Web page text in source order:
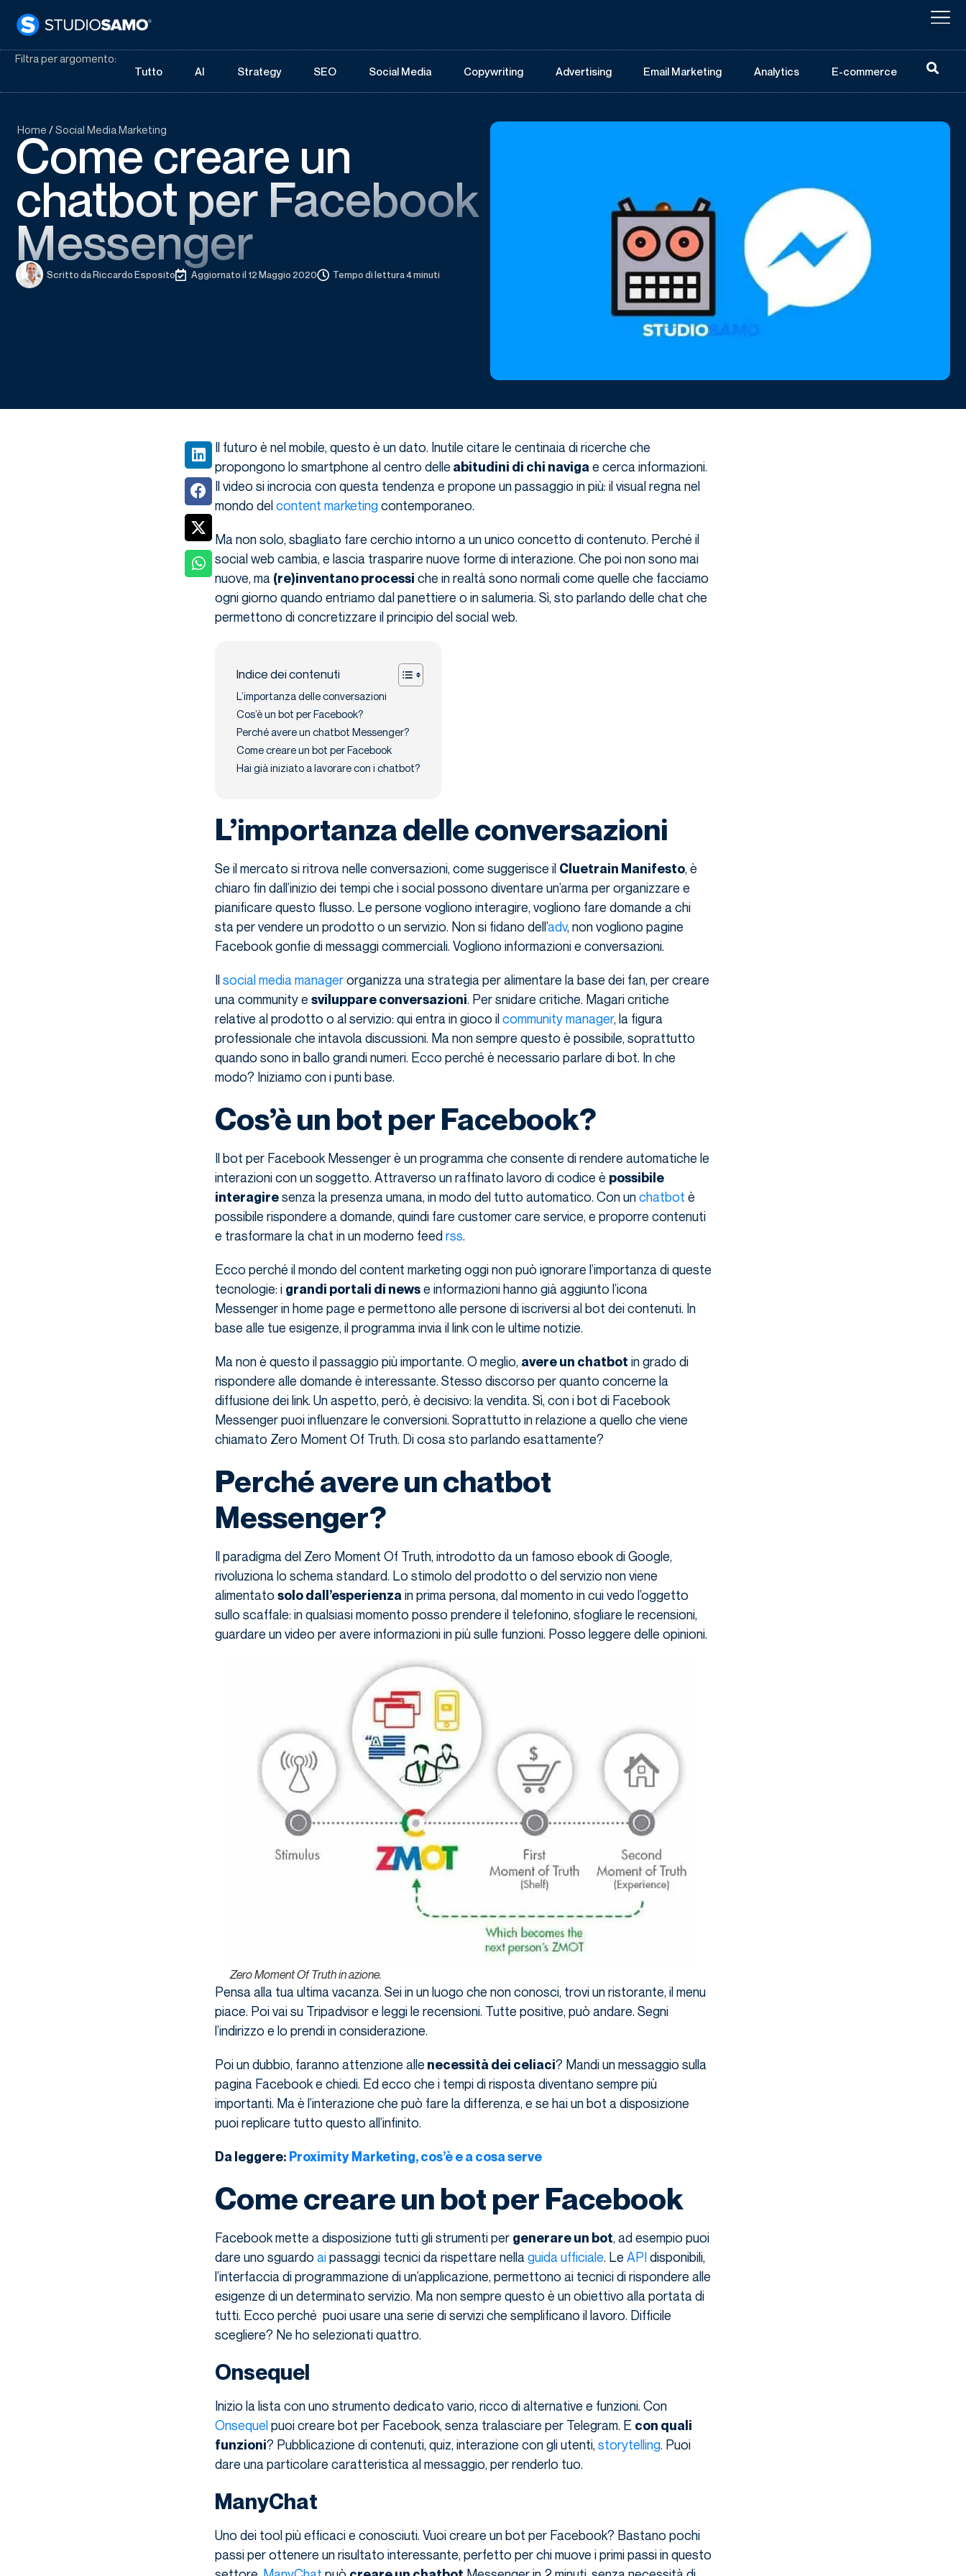
Filtra per argomento:
Tutto
AI Strategy SEO Social Media Copywriting Advertising Email Marketing Analytics E-commerce
Home /Social Media Marketing
Come creare un
chatbot per Facebook
Messenger
Scritto daRiccardo Esposito Aggiornato il 12 Maggio 2020 Tempo di lettura 4 minuti
Il futuro è nel mobile, questo è un dato. Inutile citare le centinaia di ricerche che
propongono lo smartphone al centro delle abitudini di chi naviga e cerca informazioni.
Il video si incrocia con questa tendenza e propone un passaggio in più: il visual regna nel
mondo delcontent marketingcontemporaneo.
Ma non solo, sbagliato fare cerchio intorno a un unico concetto di contenuto. Perché il
social web cambia, e lascia trasparire nuove forme di interazione. Che poi non sono mai
nuove, ma (re)inventano processi che in realtà sono normali come quelle che facciamo
ogni giorno quando entriamo dal panettiere o in salumeria. Sì, sto parlando delle chat che
permettono di concretizzare il principio del social web.
Indice dei contenuti
L’importanza delle conversazioni
Cos’è un bot per Facebook?
Perché avere un chatbot Messenger?
Come creare un bot per Facebook
Hai già iniziato a lavorare con i chatbot?
L’importanza delle conversazioni
Se il mercato si ritrova nelle conversazioni, come suggerisce il Cluetrain Manifesto, è
chiaro fin dall’inizio dei tempi che i social possono diventare un’arma per organizzare e
pianificare questo flusso. Le persone vogliono interagire, vogliono fare domande a chi
sta per vendere un prodotto o un servizio. Non si fidano dell’adv, non vogliono pagine
Facebook gonfie di messaggi commerciali. Vogliono informazioni e conversazioni.
Ilsocial media managerorganizza una strategia per alimentare la base dei fan, per creare
una community e sviluppare conversazioni. Per snidare critiche. Magari critiche
relative al prodotto o al servizio: qui entra in gioco ilcommunity manager, la figura
professionale che intavola discussioni. Ma non sempre questo è possibile, soprattutto
quando sono in ballo grandi numeri. Ecco perché è necessario parlare di bot. In che
modo? Iniziamo con i punti base.
Cos’è un bot per Facebook?
Il bot per Facebook Messenger è un programma che consente di rendere automatiche le
interazioni con un soggetto. Attraverso un raffinato lavoro di codice è possibile
interagiresenza la presenza umana, in modo del tutto automatico. Con unchatbot è
possibile rispondere a domande, quindi fare customer care service, e proporre contenuti
e trasformare la chat in un moderno feedrss.
Ecco perché il mondo del content marketing oggi non può ignorare l’importanza di queste
tecnologie: i grandi portali di newse informazioni hanno già aggiunto l’icona
Messenger in home page e permettono alle persone di iscriversi al bot dei contenuti. In
base alle tue esigenze, il programma invia il link con le ultime notizie.
Ma non è questo il passaggio più importante. O meglio, avere un chatbot in grado di
rispondere alle domande è interessante. Stesso discorso per quanto concerne la
diffusione dei link. Un aspetto, però, è decisivo: la vendita. Sì, con i bot di Facebook
Messenger puoi influenzare le conversioni. Soprattutto in relazione a quello che viene
chiamato Zero Moment Of Truth. Di cosa sto parlando esattamente?
Perché avere un chatbot
Messenger?
Il paradigma del Zero Moment Of Truth, introdotto da un famoso ebook di Google,
rivoluziona lo schema standard. Lo stimolo del prodotto o del servizio non viene
alimentato solo dall’esperienza in prima persona, dal momento in cui vedo l’oggetto
sullo scaffale: in qualsiasi momento posso prendere il telefonino, sfogliare le recensioni,
guardare un video per avere informazioni in più sulle funzioni. Posso leggere delle opinioni.
Zero Moment Of Truth in azione.
Pensa alla tua ultima vacanza. Sei in un luogo che non conosci, trovi un ristorante, il menu
piace. Poi vai su Tripadvisor e leggi le recensioni. Tutte positive, può andare. Segni
l’indirizzo e lo prendi in considerazione.
Poi un dubbio, faranno attenzione alle necessità dei celiaci? Mandi un messaggio sulla
pagina Facebook e chiedi. Ed ecco che i tempi di risposta diventano sempre più
importanti. Ma è l’interazione che può fare la differenza, e se hai un bot a disposizione
puoi replicare tutto questo all’infinito.
Da leggere: Proximity Marketing, cos’è e a cosa serve
Come creare un bot per Facebook
Facebook mette a disposizione tutti gli strumenti per generare un bot, ad esempio puoi
dare uno sguardo aipassaggi tecnici da rispettare nella guida ufficiale. Le APIdisponibili,
l’interfaccia di programmazione di un’applicazione, permettono ai tecnici di rispondere alle
esigenze di un determinato servizio. Ma non sempre questo è un obiettivo alla portata di
tutti. Ecco perché puoi usare una serie di servizi che semplificano il lavoro. Difficile
scegliere? Ne ho selezionati quattro.
Onsequel
Inizio la lista con uno strumento dedicato vario, ricco di alternative e funzioni. Con
Onsequelpuoi creare bot per Facebook, senza tralasciare per Telegram. E con quali
funzioni? Pubblicazione di contenuti, quiz, interazione con gli utenti, storytelling. Puoi
dare una particolare caratteristica al messaggio, per renderlo tuo.
ManyChat
Uno dei tool più efficaci e conosciuti. Vuoi creare un bot per Facebook? Bastano pochi
passi per ottenere un risultato interessante, perfetto per chi muove i primi passi in questo